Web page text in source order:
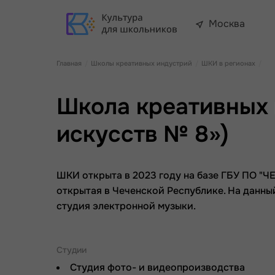
Москва
Главная Школы креативных индустрий ШКИ в регионах
Школа креативных
искусств № 8»)
ШКИ открыта в 2023 году на базе ГБУ
открытая в Чеченской Республике. На
студия электронной музыки.
Студии
Студия фото- и видеопроизводства